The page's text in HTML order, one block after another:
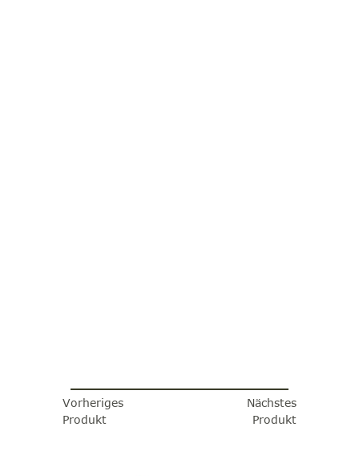
Vorheriges
Produkt
Nächstes
Produkt